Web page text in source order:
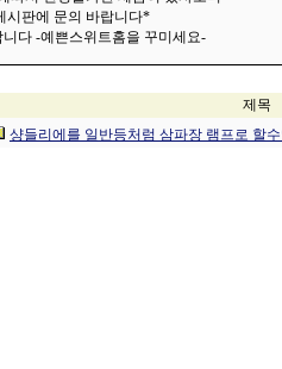
시판에 문의 바랍니다*
니다 -예쁜스위트홈을 꾸미세요-
제목
샹들리에를 일반등처럼 삼파장 램프로 할